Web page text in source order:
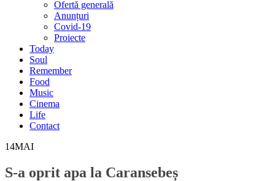
Ofertă generală
Anunțuri
Covid-19
Proiecte
Today
Soul
Remember
Food
Music
Cinema
Life
Contact
14MAI
S-a oprit apa la Caransebeș